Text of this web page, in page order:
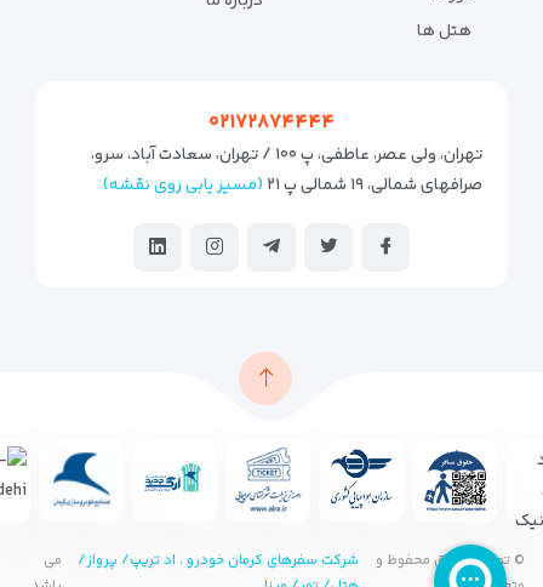
هتل ها
۰۲۱۷۲۸۷۴۴۴۴
تهران، ولی عصر، عاطفی، پ ۱۰۰ / تهران، سعادت آباد، سرو،
صرافهای شمالی، ۱۹ شمالی پ ۲۱
(مسیر یابی روی نقشه)
© تمامی حقوق محفوظ و
شرکت سفرهای کرمان خودرو ، اد تریپ/ پرواز/
می